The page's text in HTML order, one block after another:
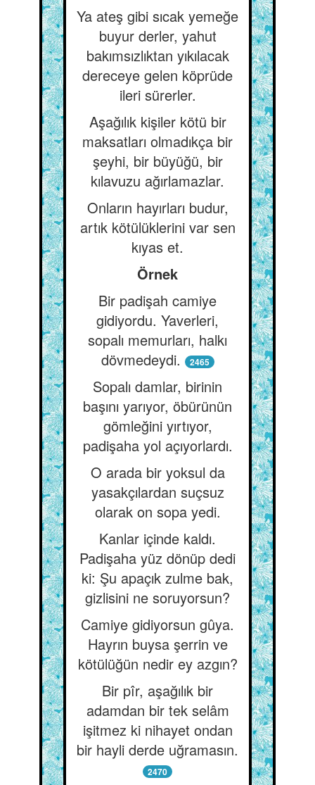
Ya ateş gibi sıcak yemeğe
buyur derler, yahut
bakımsızlıktan yıkılacak
dereceye gelen köprüde
ileri sürerler.
Aşağılık kişiler kötü bir
maksatları olmadıkça bir
şeyhi, bir büyüğü, bir
kılavuzu ağırlamazlar.
Onların hayırları budur,
artık kötülüklerini var sen
kıyas et.
Örnek
Bir padişah camiye
gidiyordu. Yaverleri,
sopalı memurları, halkı
dövmedeydi.
2465
Sopalı damlar, birinin
başını yarıyor, öbürünün
gömleğini yırtıyor,
padişaha yol açıyorlardı.
O arada bir yoksul da
yasakçılardan suçsuz
olarak on sopa yedi.
Kanlar içinde kaldı.
Padişaha yüz dönüp dedi
ki: Şu apaçık zulme bak,
gizlisini ne soruyorsun?
Camiye gidiyorsun gûya.
Hayrın buysa şerrin ve
kötülüğün nedir ey azgın?
Bir pîr, aşağılık bir
adamdan bir tek selâm
işitmez ki nihayet ondan
bir hayli derde uğramasın.
2470